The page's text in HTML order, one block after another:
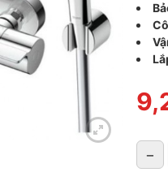
Giá
gốc
Giá
hiện
là:
−